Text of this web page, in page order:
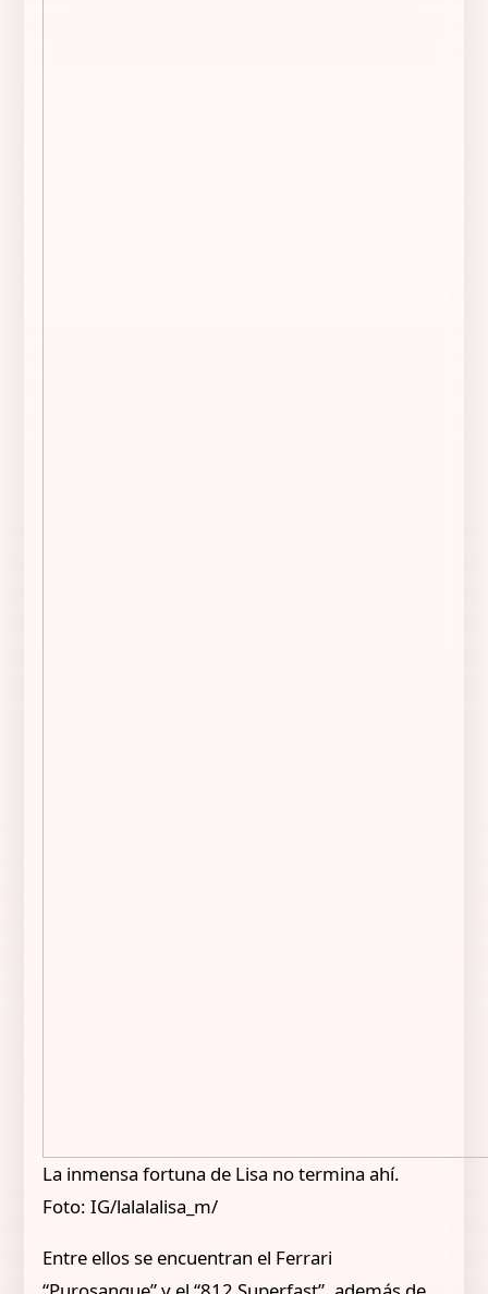
La inmensa fortuna de Lisa no termina ahí.
Foto: IG/lalalalisa_m/
Entre ellos se encuentran el Ferrari